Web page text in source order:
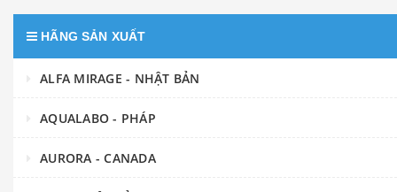
HÃNG SẢN XUẤT
ALFA MIRAGE - NHẬT BẢN
AQUALABO - PHÁP
AURORA - CANADA